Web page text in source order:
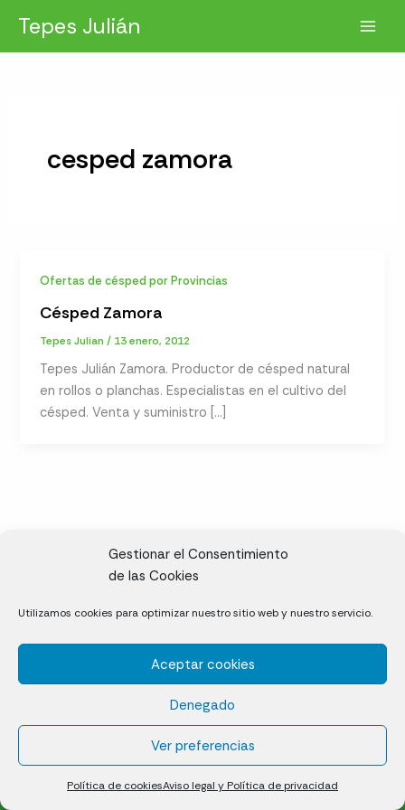
Gestionar el Consentimiento
de las Cookies
Utilizamos cookies para optimizar nuestro sitio web y nuestro servicio.
Aceptar cookies
Denegado
Ver preferencias
Política de cookiesAviso legal y Política de privacidad
contenido
Tepes Julián
cesped zamora
Ofertas de césped por Provincias
Césped Zamora
Tepes Julian/ 13 enero, 2012
Tepes Julián Zamora. Productor de césped natural
en rollos o planchas. Especialistas en el cultivo del
césped. Venta y suministro […]
Cáceres
Césped natural en tepes
Política de cookies (UE)
Aviso legal y Política de privacidad
¿Quiénes somos?
Contacto